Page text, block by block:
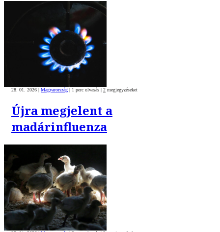
28. 01. 2026 Magyarország 1 perc olvasás 2 megjegyzéseket
Újra megjelent a
madárinfluenza